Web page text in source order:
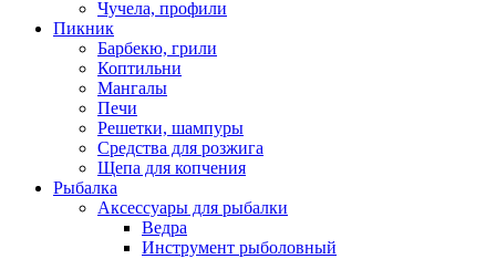
Чучела, профили
Пикник
Барбекю, грили
Коптильни
Мангалы
Печи
Решетки, шампуры
Средства для розжига
Щепа для копчения
Рыбалка
Аксессуары для рыбалки
Ведра
Инструмент рыболовный